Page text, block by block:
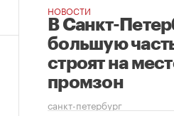
НОВОСТИ
В Санкт-
большую
строят на
промзон
санкт-петербург